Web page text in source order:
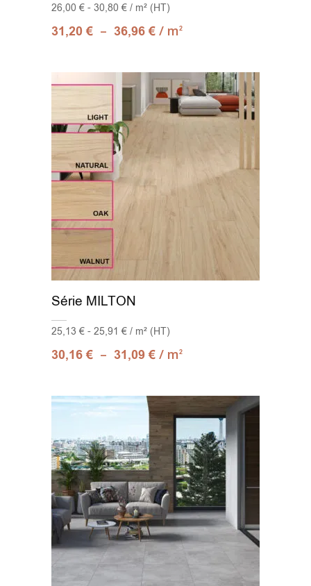
26,00 € - 30,80 € / m² (HT)
31,20€ – 36,96€ / m2
Série MILTON
25,13 € - 25,91 € / m² (HT)
30,16€ – 31,09€ / m2